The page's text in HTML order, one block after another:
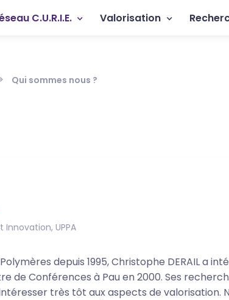
principale
C.U.R.I.E. Valorisation
Qui sommes nous ?
UPPA
depuis 1995, Christophe DERAIL a
de Conférences à Pau en 2000. Ses
très tôt aux aspects de valorisation.